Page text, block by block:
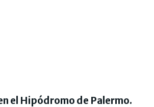
el Hipódromo de Palermo.